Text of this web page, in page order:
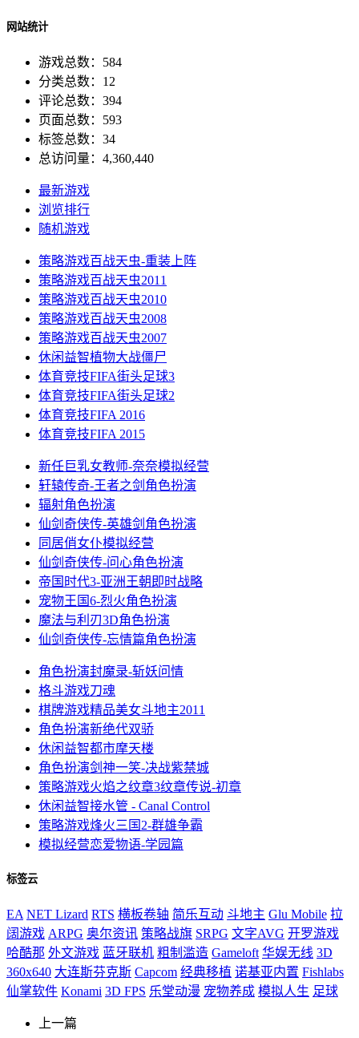
网站统计
游戏总数：584
分类总数：12
评论总数：394
页面总数：593
标签总数：34
总访问量：4,360,440
最新游戏
浏览排行
随机游戏
策略游戏百战天虫-重装上阵
策略游戏百战天虫2011
策略游戏百战天虫2010
策略游戏百战天虫2008
策略游戏百战天虫2007
休闲益智植物大战僵尸
体育竞技FIFA街头足球3
体育竞技FIFA街头足球2
体育竞技FIFA 2016
体育竞技FIFA 2015
新任巨乳女教师-奈奈模拟经营
轩辕传奇-王者之剑 角色扮演
辐射角色扮演
仙剑奇侠传-英雄剑 角色扮演
同居俏女仆模拟经营
仙剑奇侠传-问心角色扮演
帝国时代3-亚洲王朝 即时战略
宠物王国6-烈火角色扮演
魔法与利刃3D角色扮演
仙剑奇侠传-忘情篇角色扮演
角色扮演封魔录-斩妖问情
格斗游戏刀魂
棋牌游戏精品美女斗地主2011
角色扮演新绝代双骄
休闲益智都市摩天楼
角色扮演剑神一笑-决战紫禁城
策略游戏火焰之纹章3纹章传说-初章
休闲益智接水管 - Canal Control
策略游戏烽火三国2-群雄争霸
模拟经营恋爱物语-学园篇
标签云
EA NET Lizard RTS 横板卷轴 简乐互动 斗地主 Glu Mobile 拉
阔游戏 ARPG 奥尔资讯 策略战旗 SRPG 文字AVG 开罗游戏
哈酷那 外文游戏 蓝牙联机 粗制滥造 Gameloft 华娱无线 3D
360x640 大连斯芬克斯 Capcom 经典移植 诺基亚内置 Fishlabs
仙掌软件 Konami 3D FPS 乐堂动漫 宠物养成 模拟人生 足球
上一篇